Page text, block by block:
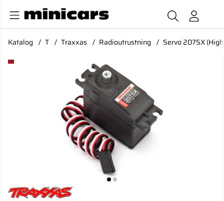
Katalog T Traxxas Radioutrustning Servo 2075X
Produktbilder Servo 2075X (High Torq.) Digitalt Kullagrat